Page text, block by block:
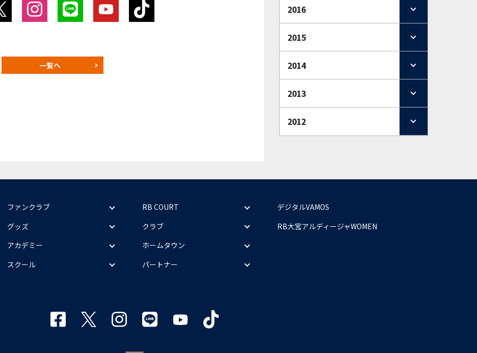
一覧へ
2016
2015
2014
2013
2012
ファンクラブ
グッズ
アカデミー
スクール
RB COURT
クラブ
ホームタウン
パートナー
デジタルVAMOS
RB大宮アルディージャWOMEN